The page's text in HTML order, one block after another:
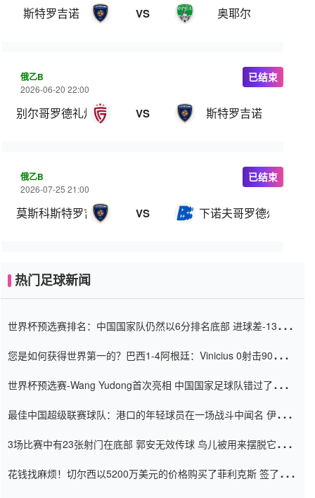
斯特罗吉诺 VS 奥耶尔
俄乙B
2026-06-20 22:00
别尔哥罗德礼炮 VS 斯特罗吉诺
已结束
俄乙B
2026-07-25 21:00
莫斯科斯特罗吉诺 VS 下诺夫哥罗德州波浪
已结束
热门足球新闻
世界杯预选赛排名：中国国家队仍然以6分排名底部 进球差-13令人
您是如何获得世界第一的？巴西1-4阿根廷：Vinicius 0射击90分钟
世界杯预选赛-Wang Yudong首次亮相 中国国家足球队错过了世界
最佳中国超级联赛球队：港口的年轻球员在一场战斗中闻名 伊万放
3场比赛中有23张射门在底部 郭安无效传球 鸟儿被用来摆脱它
花钱找麻烦！切尔西以5200万美元的价格购买了菲利克斯 签了7年